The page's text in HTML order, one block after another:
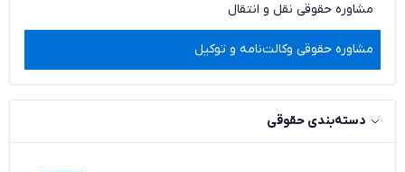
مشاوره حقوقی نقل و انتقال
مشاوره حقوقی وکالت‌نامه و توکیل
دسته‌بندی حقوقی